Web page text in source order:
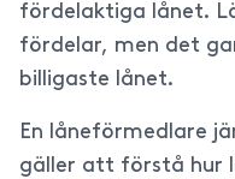
fördelaktiga lånet.
fördelar, men det
billigaste lånet.
En låneförmedlare
gäller att förstå hur